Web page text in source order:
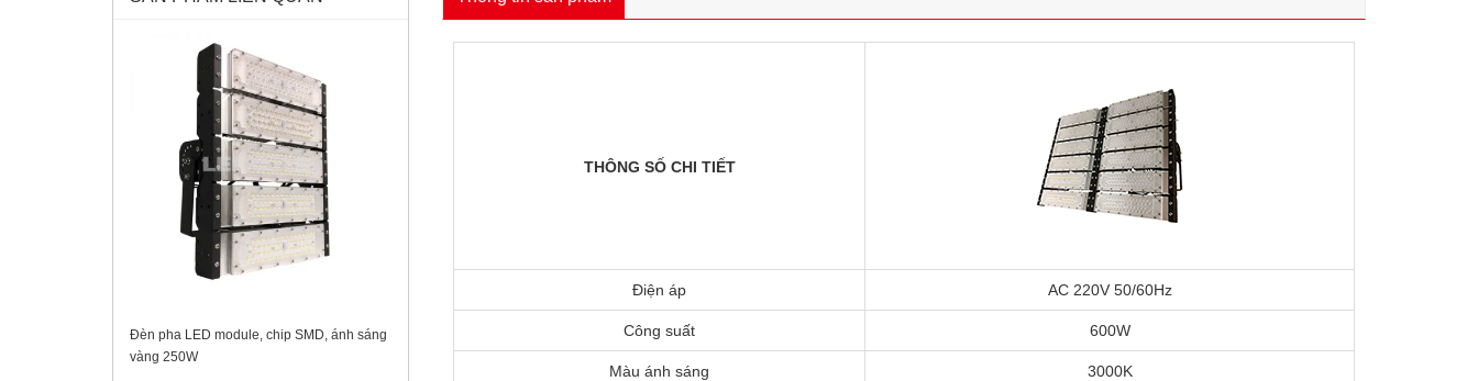
Đèn pha LED module, chip SMD, ánh sáng
vàng 250W
THÔNG SỐ CHI TIẾT
Điện áp AC 220V 50/60Hz
Công suất 600W
Màu ánh sáng 3000K